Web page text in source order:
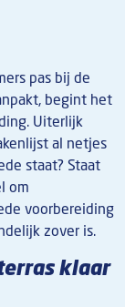
pas bij de
begint het
Uiterlijk
al netjes
staat? Staat
om
voorbereiding
zover is.
klaar